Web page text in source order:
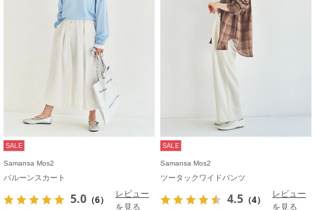
SALE
Samansa Mos2
バルーンスカート
5.0 （6）
レビュー
を見る
SALE
Samansa Mos2
ツータックワイドパンツ
4.5 （4）
レビュー
を見る